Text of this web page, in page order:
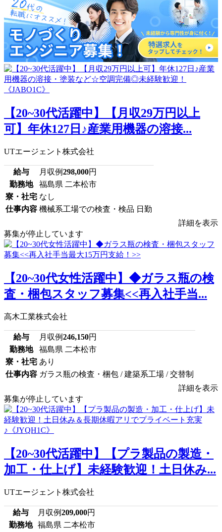
【20~30代活躍中】【月収29万円以上
可】年休127日♪産業用機器の溶接...
UTエージェント株式会社
給与 月収例298,000円
勤務地
福島県 二本松市
寮・社宅 なし
仕事内容 機械系工場での検査・検品 日勤
詳細を表示
募集が停止しています
【20~30代女性活躍中】◆ガラス瓶の検
査・梱包スタッフ募集<<再入社手当...
高木工業株式会社
給与 月収例246,150円
勤務地
福島県 二本松市
寮・社宅 あり
仕事内容 ガラス瓶の検査・梱包 / 建築系工場 / 交替制
詳細を表示
募集が停止しています
【20~30代活躍中】【プラ製品の製造・
加工・仕上げ】未経験歓迎！土日休み...
UTエージェント株式会社
給与 月収例209,000円
勤務地
福島県 二本松市